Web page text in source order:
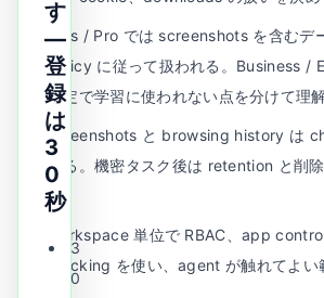
Plus / Pro では screenshots を含むデ
policy に従って扱われる。Business /
既定で学習に使われない点を分けて理解
screenshots と browsing history は
残る。機密タスク後は retention と削
す。
workspace 単位で RBAC、app
blocking を使い、agent が触れてよい
す
—
登
録
は
3
0
秒
3
0